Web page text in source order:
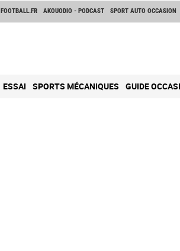
FOOTBALL.FR AKOUODIO - PODCAST SPORT AUTO OCCASION
ESSAI SPORTS MÉCANIQUES GUIDE